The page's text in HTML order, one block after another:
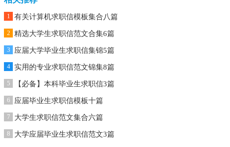
1 有关计算机求职信模板集合八篇
2 精选大学生求职信范文合集6篇
3 应届大学毕业生求职信集锦5篇
4 实用的专业求职信范文锦集8篇
5 【必备】本科毕业生求职信3篇
6 应届毕业生求职信模板十篇
7 大学生求职信范文集合六篇
8 大学应届毕业生求职信范文3篇